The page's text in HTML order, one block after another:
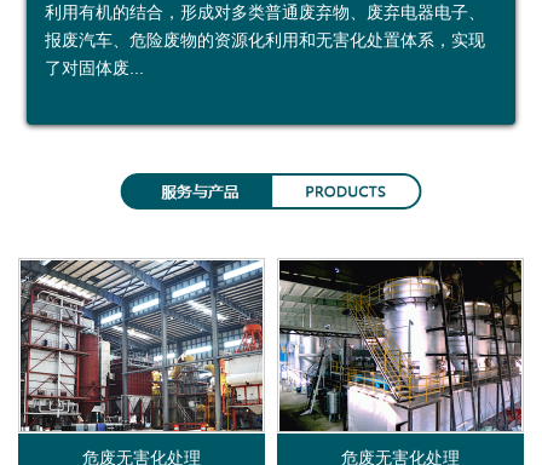
生
资
上
海
）
有
限
环
运
限
公
司
用 投资者关系
告 告
利用有机的结合，形成对多类普通废弃物、废弃电器电子、
报废汽车、危险废物的资源化利用和无害化处置体系，实现
了对固体废...
危废无害化处理 危废无害化处理